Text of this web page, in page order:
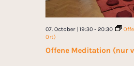
Offene Meditation (nur
07. October | 19:30- 20:30
Ort)